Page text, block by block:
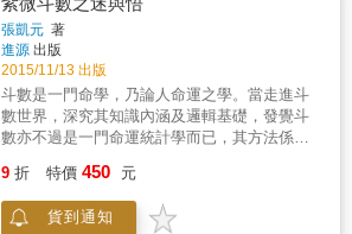
戰的人未必是明君，只是該場磁場爭霸戰的勝
利者而已，命宮和遷移宮缺少輔弼相助的人，
通常較易剛愎自用，不適合當最高領導人，人
民的福禍、國家的前途、競爭力，交給這種
人，必是全國人民的不幸，慎之！
溝通的能力，而這樣的提升你將會擁有自信、
成就、尊嚴。支持你成為別人生命中的引導者
去激勵彼此創造出生命中有價值的成就。
張凱元 著
進源 出版
2015/11/13 出版
斗數是一門命學，乃論人命運之學。當走進斗
數世界，深究其知識內涵及邏輯基礎，發覺斗
數亦不過是一門命運統計學而已，其方法係透
計學之價值及目的，即在歸納事物的普遍性及
共通性）。然而，相較於西方命術，如星座
學、靈魂學、塔羅牌等等，都是透過大量事證
9 折 特價 450 元
貨到通知